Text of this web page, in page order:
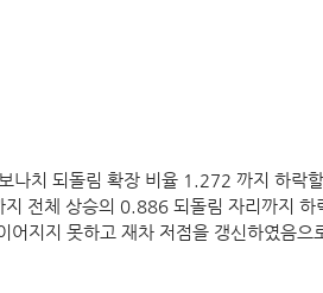
치 되돌림 확장 비율 1.272 까지 하락할
전체 상승의 0.886 되돌림 자리까지 하
지지 못하고 재차 저점을 갱신하였음으